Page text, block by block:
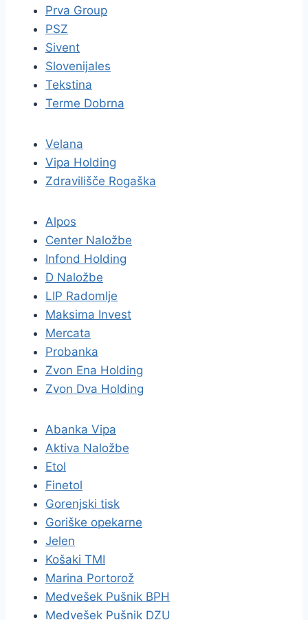
Prva Group
PSZ
Sivent
Slovenijales
Tekstina
Terme Dobrna
Velana
Vipa Holding
Zdravilišče Rogaška
Alpos
Center Naložbe
Infond Holding
D Naložbe
LIP Radomlje
Maksima Invest
Mercata
Probanka
Zvon Ena Holding
Zvon Dva Holding
Abanka Vipa
Aktiva Naložbe
Etol
Finetol
Gorenjski tisk
Goriške opekarne
Jelen
Košaki TMI
Marina Portorož
Medvešek Pušnik BPH
Medvešek Pušnik DZU